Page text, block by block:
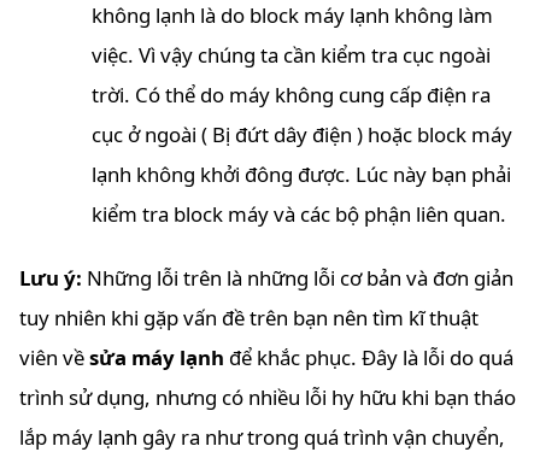
không lạnh là do block máy lạnh không làm
việc. Vì vậy chúng ta cần kiểm tra cục ngoài
trời. Có thể do máy không cung cấp điện ra
cục ở ngoài ( Bị đứt dây điện ) hoặc block máy
lạnh không khởi đông được. Lúc này bạn phải
kiểm tra block máy và các bộ phận liên quan.
Lưu ý: Những lỗi trên là những lỗi cơ bản và đơn giản
tuy nhiên khi gặp vấn đề trên bạn nên tìm kĩ thuật
viên vềsửa máy lạnh để khắc phục. Đây là lỗi do quá
trình sử dụng, nhưng có nhiều lỗi hy hữu khi bạn tháo
lắp máy lạnh gây ra như trong quá trình vận chuyển,